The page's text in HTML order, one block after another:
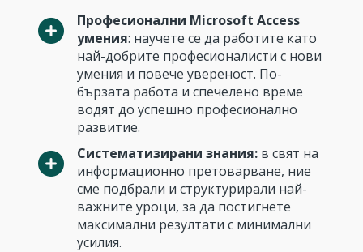
Професионални Microsoft Access
умения: научете се да работите като
най-добрите професионалисти с нови
умения и повече увереност. По-
бързата работа и спечелено време
водят до успешно професионално
развитие.
Систематизирани знания: в свят на
информационно претоварване, ние
сме подбрали и структурирали най-
важните уроци, за да постигнете
максимални резултати с минимални
усилия.